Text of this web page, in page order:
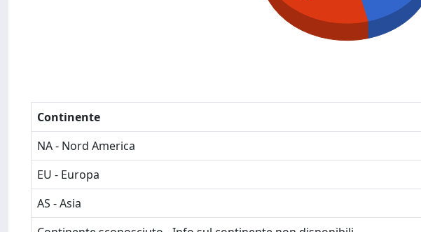
Continente
NA - Nord America
EU - Europa
AS - Asia